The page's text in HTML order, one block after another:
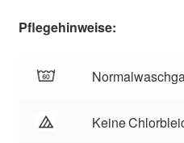
Pflegehinweise:
Keine